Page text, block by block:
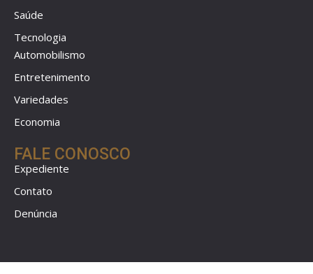
Saúde
Tecnologia
Automobilismo
Entretenimento
Variedades
Economia
FALE CONOSCO
Expediente
Contato
Denúncia